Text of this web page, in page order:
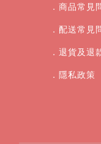
．商品常見
．配送常見
．退貨及退
． 隱私政策